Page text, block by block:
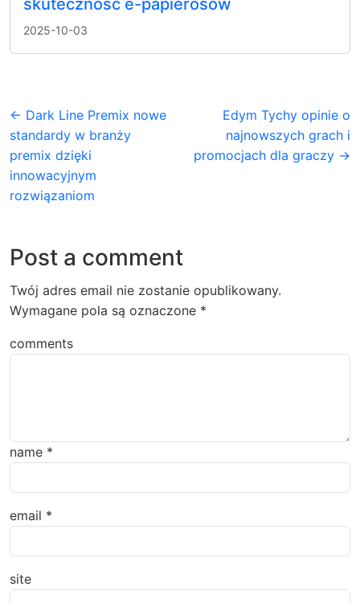
2025-10-03
← Dark Line Premix nowe
standardy w branży
premix dzięki
innowacyjnym
rozwiązaniom
Edym Tychy opinie o
najnowszych grach i
promocjach dla graczy →
Post a comment
Twój adres email nie zostanie opublikowany.
Wymagane pola są oznaczone *
comments
name *
email *
site